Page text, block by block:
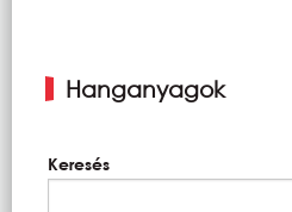
Hanganyagok
Keresés